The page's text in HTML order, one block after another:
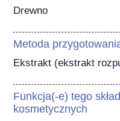
Drewno
Metoda
Ekstrakt (ekstrakt
Funkcja(-e) tego
kosmetycznych